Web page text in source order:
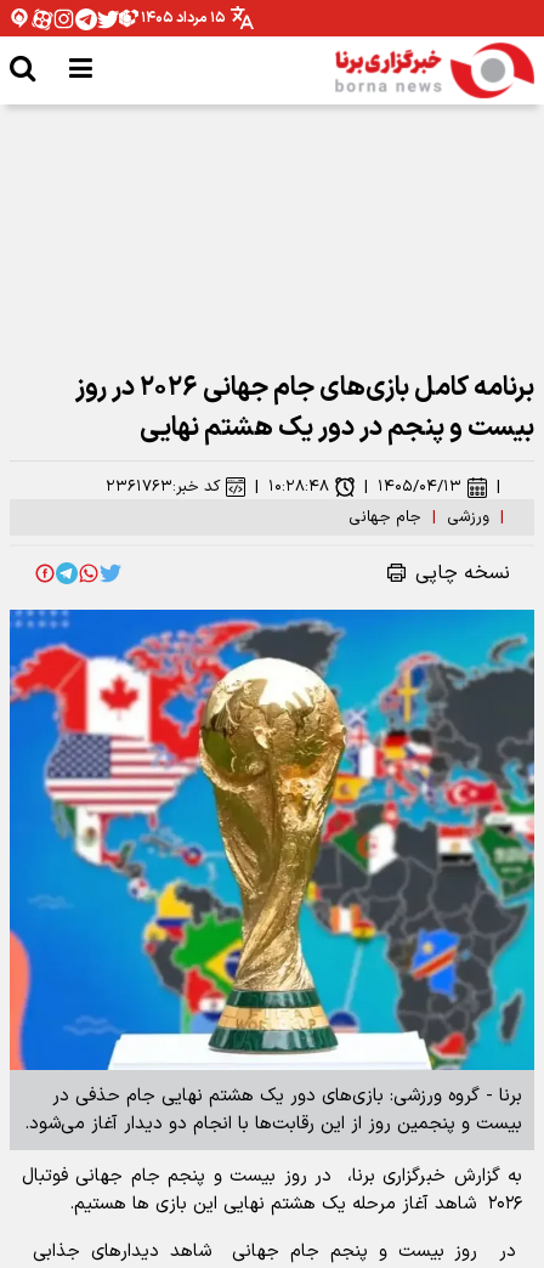
۱۵ مرداد ۱۴۰۵
برنامه کامل بازی‌های جام جهانی ۲۰۲۶ در روز
بیست و پنجم در دور یک هشتم نهایی
| ورزشی | جام جهانی
| ۱۴۰۵/۰۴/۱۳ | ۱۰:۲۸:۴۸ | کد خبر:۲۳۶۱۷۶۳
نسخه چاپی
برنا - گروه ورزشی: بازی‌های دور یک هشتم نهایی جام حذفی در
بیست و پنجمین روز از این رقابت‌ها با انجام دو دیدار آغاز می‌شود.
به گزارش خبرگزاری برنا، در روز بیست و پنجم جام جهانی فوتبال
۲۰۲۶ شاهد آغاز مرحله یک هشتم نهایی این بازی ها هستیم.
در روز بیست و پنجم جام جهانی شاهد دیدارهای جذابی